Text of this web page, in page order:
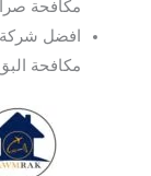
مكافحة
افضل
مكافحة